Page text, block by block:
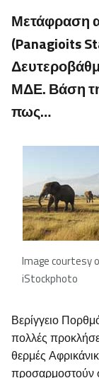
Μετάφραση
(Panagioits
ΜΔΕ. Βάση
πως…
Image courtesy
iStockphoto
Βερίγγειο
πολλές
θερμές
προσαρμοστούν